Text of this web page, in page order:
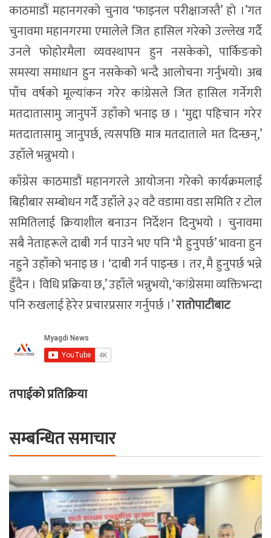
काठमाडौं महानगरको चुनाव ‘फाइनल परीक्षाजस्तै’ हो ।’गत
चुनावमा महानगरमा एमालेले जित हासिल गरेको उल्लेख गर्दै
उनले फोहोरमैला व्यवस्थापन हुन नसकेको, पार्किङको
समस्या समाधान हुन नसकेको भन्दै आलोचना गर्नुभयो। अब
पाँच वर्षको मूल्यांकन गरेर कांग्रेसले जित हासिल गर्नेगरी
मतदातासामु जानुपर्ने उहाँको भनाइ छ । ‘मुद्दा पहिचान गरेर
मतदातासामु जानुपर्छ, त्यसपछि मात्र मतदाताले मत दिन्छन्,’
उहाँले भन्नुभयो ।
काँग्रेस काठमाडौं महानगरले आयोजना गरेको कार्यक्रमलाई
बिहीबार सम्बोधन गर्दै उहाँले ३२ वटै वडामा वडा समिति र टोल
समितिलाई क्रियाशील बनाउन निर्देशन दिनुभयो । चुनावमा
सबै नेताहरूले दाबी गर्न पाउने भए पनि ‘मै हुनुपर्छ’ भावना हुन
नहुने उहाँको भनाइ छ । ‘दाबी गर्न पाइन्छ । तर, मै हुनुपर्छ भन्ने
हुँदैन । विधि प्रक्रिया छ,’ उहाँले भन्नुभयो, ‘कांग्रेसमा व्यक्तिभन्दा
पनि रुखलाई हेरेर प्रचारप्रसार गर्नुपर्छ ।’रातोपाटीबाट
तपाईको प्रतिक्रिया
सम्बन्धित समाचार